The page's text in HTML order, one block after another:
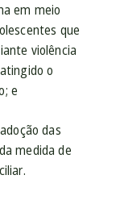
em meio
que
violência
o
e
das
medida de